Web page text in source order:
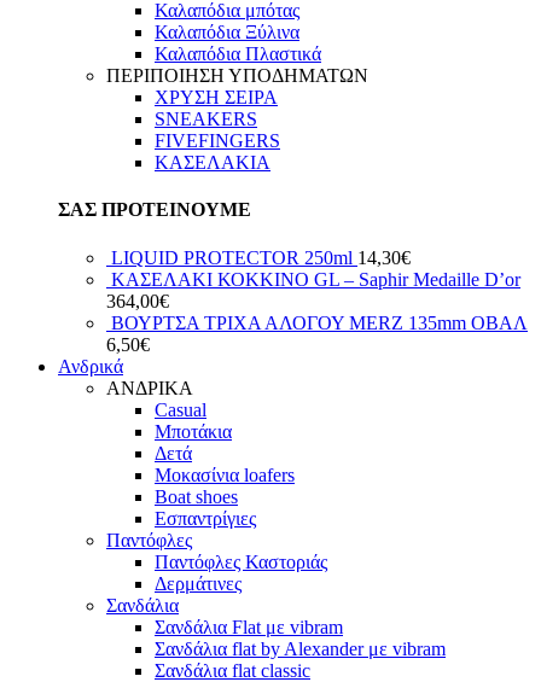
Καλαπόδια μπότας
Καλαπόδια Ξύλινα
Καλαπόδια Πλαστικά
ΠΕΡΙΠΟΙΗΣΗ ΥΠΟΔΗΜΑΤΩΝ
ΧΡΥΣΗ ΣΕΙΡΑ
SNEAKERS
FIVEFINGERS
ΚΑΣΕΛΑΚΙΑ
ΣΑΣ ΠΡΟΤΕΙΝΟΥΜΕ
LIQUID PROTECTOR 250ml 14,30€
ΚΑΣΕΛΑΚΙ ΚΟΚΚΙΝΟ GL – Saphir Medaille D’or
364,00€
ΒΟΥΡΤΣΑ ΤΡΙΧΑ ΑΛΟΓΟΥ MERZ 135mm ΟΒΑΛ
6,50€
Ανδρικά
ΑΝΔΡΙΚΑ
Casual
Μποτάκια
Δετά
Μοκασίνια loafers
Boat shoes
Εσπαντρίγιες
Παντόφλες
Παντόφλες Καστοριάς
Δερμάτινες
Σανδάλια
Σανδάλια Flat με vibram
Σανδάλια flat by Alexander με vibram
Σανδάλια flat classic